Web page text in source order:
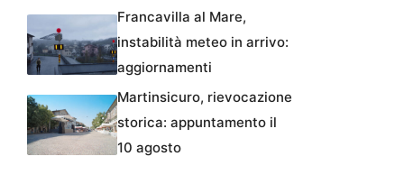
Francavilla al Mare,
instabilità meteo in arrivo:
aggiornamenti
Martinsicuro, rievocazione
storica: appuntamento il
10 agosto